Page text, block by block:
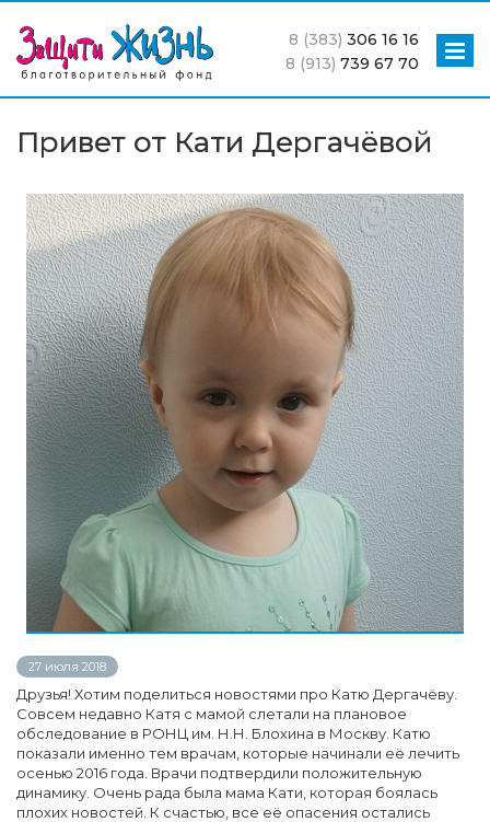
8 (383) 306 16 16
8 (913) 739 67 70
Привет от Кати Дергачёвой
27 июля 2018
Друзья! Хотим поделиться новостями про Катю Дергачёву.
Совсем недавно Катя с мамой слетали на плановое
обследование в РОНЦ им. Н.Н. Блохина в Москву. Катю
показали именно тем врачам, которые начинали её лечить
осенью 2016 года. Врачи подтвердили положительную
динамику. Очень рада была мама Кати, которая боялась
плохих новостей. К счастью, все её опасения остались